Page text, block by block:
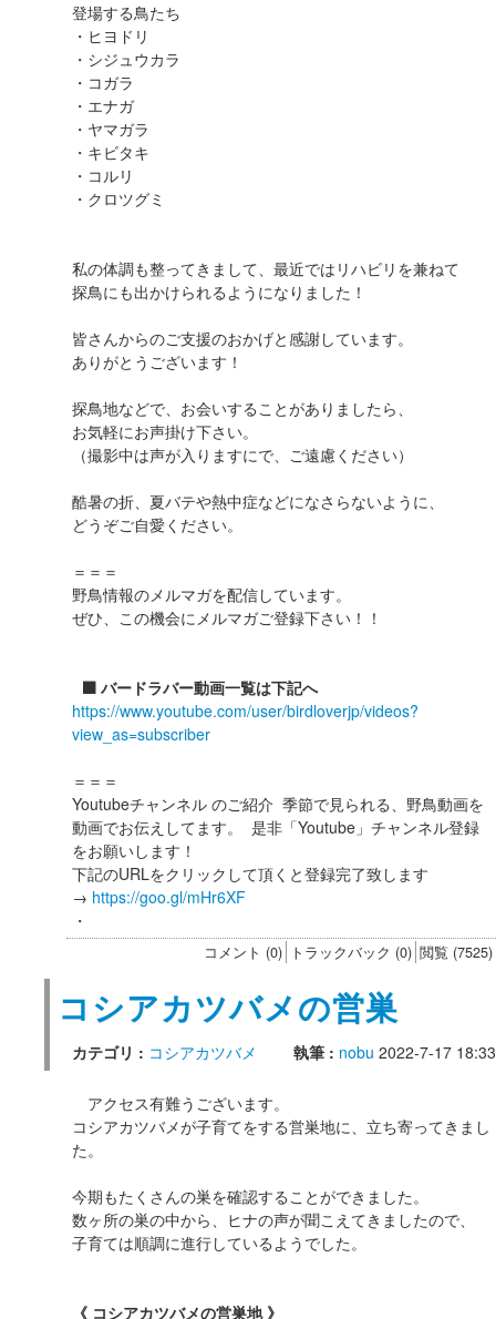
登場する鳥たち
・ヒヨドリ
・シジュウカラ
・コガラ
・エナガ
・ヤマガラ
・キビタキ
・コルリ
・クロツグミ
私の体調も整ってきまして、最近ではリハビリを兼ねて
探鳥にも出かけられるようになりました！
皆さんからのご支援のおかげと感謝しています。
ありがとうございます！
探鳥地などで、お会いすることがありましたら、
お気軽にお声掛け下さい。
（撮影中は声が入りますにで、ご遠慮ください）
酷暑の折、夏バテや熱中症などになさらないように、
どうぞご自愛ください。
＝＝＝
野鳥情報のメルマガを配信しています。
ぜひ、この機会にメルマガご登録下さい！！
⬛️ バードラバー動画一覧は下記へ
https://www.youtube.com/user/birdloverjp/videos?
view_as=subscriber
＝＝＝
Youtubeチャンネル のご紹介 季節で見られる、野鳥動画を
動画でお伝えしてます。 是非「Youtube」チャンネル登録
をお願いします！
下記のURLをクリックして頂くと登録完了致します
→ https://goo.gl/mHr6XF
・
コメント (0) トラックバック (0) 閲覧 (7525)
コシアカツバメの営巣
カテゴリ : コシアカツバメ 執筆 : nobu 2022-7-17 18:33
アクセス有難うございます。
コシアカツバメが子育てをする営巣地に、立ち寄ってきまし
た。
今期もたくさんの巣を確認することができました。
数ヶ所の巣の中から、ヒナの声が聞こえてきましたので、
子育ては順調に進行しているようでした。
《 コシアカツバメの営巣地 》